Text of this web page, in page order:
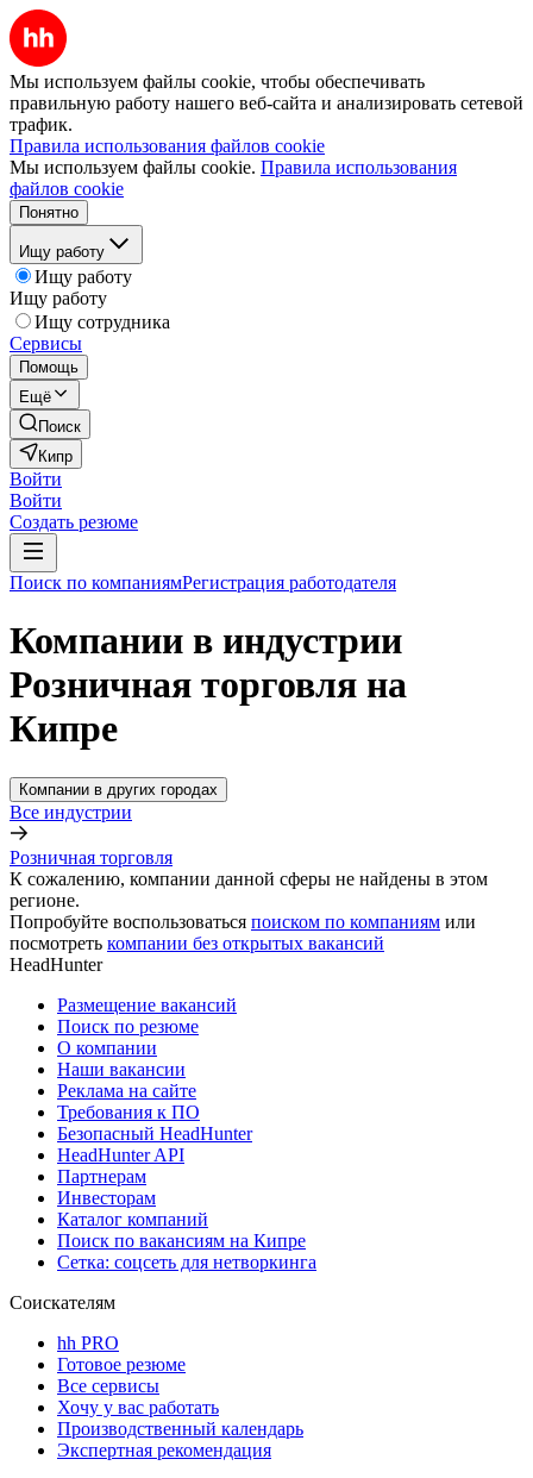
Мы используем файлы cookie, чтобы обеспечивать
правильную работу нашего веб-сайта и анализировать сетевой
трафик.
Правила использования файлов cookie
Мы используем файлы cookie. Правила использования
файлов cookie
Понятно
Ищу работу
Ищу работу
Ищу работу
Ищу сотрудника
Сервисы
Помощь
Ещё
Поиск
Кипр
Войти
Войти
Создать резюме
Поиск по компаниямРегистрация работодателя
Компании в индустрии
Розничная торговля на
Кипре
Компании в других городах
Все индустрии
Розничная торговля
К сожалению, компании данной сферы не найдены в этом
регионе.
Попробуйте воспользоваться поиском по компаниям или
посмотреть компании без открытых вакансий
HeadHunter
Размещение вакансий
Поиск по резюме
О компании
Наши вакансии
Реклама на сайте
Требования к ПО
Безопасный HeadHunter
HeadHunter API
Партнерам
Инвесторам
Каталог компаний
Поиск по вакансиям на Кипре
Сетка: соцсеть для нетворкинга
Соискателям
hh PRO
Готовое резюме
Все сервисы
Хочу у вас работать
Производственный календарь
Экспертная рекомендация